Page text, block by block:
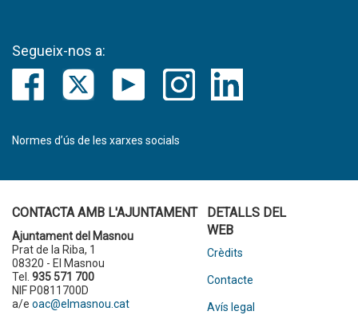
Segueix-nos a:
Normes d’ús de les xarxes socials
CONTACTA AMB L'AJUNTAMENT
Ajuntament del Masnou
Prat de la Riba, 1
08320 - El Masnou
Tel. 935 571 700
NIF P0811700D
a/e oac@elmasnou.cat
DETALLS DEL
WEB
Crèdits
Contacte
Avís legal